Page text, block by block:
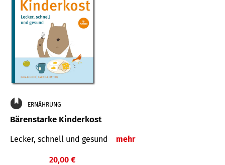
ERNÄHRUNG
Bärenstarke Kinderkost
Lecker, schnell und gesund mehr
20,00 €